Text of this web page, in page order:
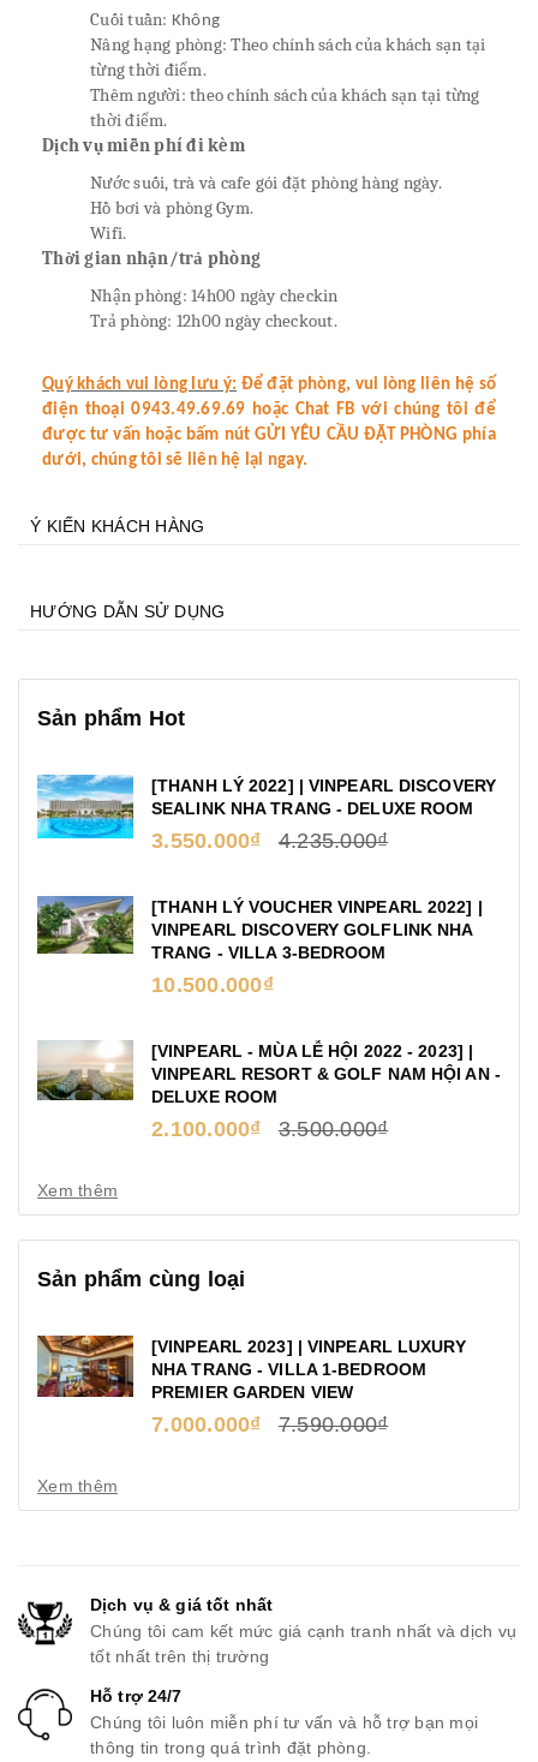
Cuối tuần: Không
Nâng hạng phòng: Theo chính sách của khách sạn tại
từng thời điểm.
Thêm người: theo chính sách của khách sạn tại từng
thời điểm.
Dịch vụ miễn phí đi kèm
Nước suối, trà và cafe gói đặt phòng hàng ngày.
Hồ bơi và phòng Gym.
Wifi.
Thời gian nhận/trả phòng
Nhận phòng: 14h00 ngày checkin
Trả phòng: 12h00 ngày checkout.
Quý khách vui lòng lưu ý: Để đặt phòng, vui lòng liên hệ số
điện thoại 0943.49.69.69 hoặc Chat FB với chúng tôi để
được tư vấn hoặc bấm nút GỬI YÊU CẦU ĐẶT PHÒNG phía
dưới, chúng tôi sẽ liên hệ lại ngay.
Ý KIẾN KHÁCH HÀNG
HƯỚNG DẪN SỬ DỤNG
Sản phẩm Hot
[THANH LÝ 2022] | VINPEARL DISCOVERY
SEALINK NHA TRANG - DELUXE ROOM
3.550.000₫ 4.235.000₫
[THANH LÝ VOUCHER VINPEARL 2022] |
VINPEARL DISCOVERY GOLFLINK NHA
TRANG - VILLA 3-BEDROOM
10.500.000₫
[VINPEARL - MÙA LỄ HỘI 2022 - 2023] |
VINPEARL RESORT & GOLF NAM HỘI AN -
DELUXE ROOM
2.100.000₫ 3.500.000₫
Xem thêm
Sản phẩm cùng loại
[VINPEARL 2023] | VINPEARL LUXURY
NHA TRANG - VILLA 1-BEDROOM
PREMIER GARDEN VIEW
7.000.000₫ 7.590.000₫
Xem thêm
Dịch vụ & giá tốt nhất
Chúng tôi cam kết mức giá cạnh tranh nhất và dịch vụ
tốt nhất trên thị trường
Hỗ trợ 24/7
Chúng tôi luôn miễn phí tư vấn và hỗ trợ bạn mọi
thông tin trong quá trình đặt phòng.